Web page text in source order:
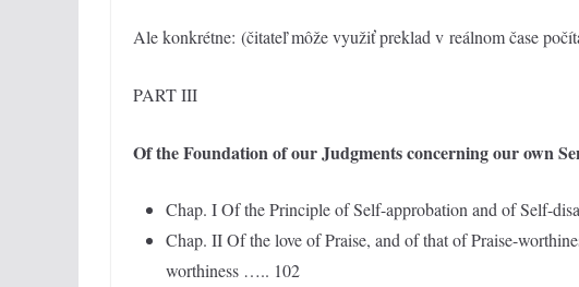
Ale konkrétne: (čitateľ môže využiť preklad v reálnom čase
PART III
Of the Foundation of our Judgments concerning our own
Chap. I Of the Principle of Self-approbation and of Self-
Chap. II Of the love of Praise, and of that of Praise-
worthiness ….. 102